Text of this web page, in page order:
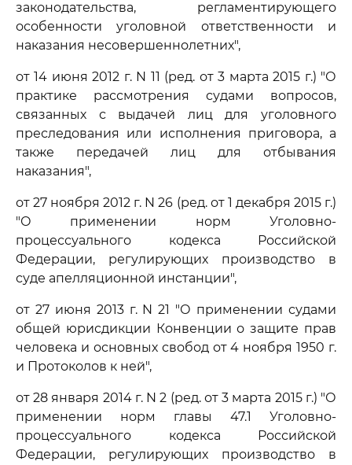
законодательства, регламентирующего
особенности уголовной ответственности и
наказания несовершеннолетних",
от 14 июня 2012 г. N 11 (ред. от 3 марта 2015 г.) "О
практике рассмотрения судами вопросов,
связанных с выдачей лиц для уголовного
преследования или исполнения приговора, а
также передачей лиц для отбывания
наказания",
от 27 ноября 2012 г. N 26 (ред. от 1 декабря 2015 г.)
"О применении норм Уголовно-
процессуального кодекса Российской
Федерации, регулирующих производство в
суде апелляционной инстанции",
от 27 июня 2013 г. N 21 "О применении судами
общей юрисдикции Конвенции о защите прав
человека и основных свобод от 4 ноября 1950 г.
и Протоколов к ней",
от 28 января 2014 г. N 2 (ред. от 3 марта 2015 г.) "О
применении норм главы 47.1 Уголовно-
процессуального кодекса Российской
Федерации, регулирующих производство в